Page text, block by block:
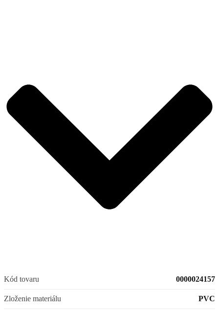
Kód tovaru 0000024157
Zloženie materiálu PVC